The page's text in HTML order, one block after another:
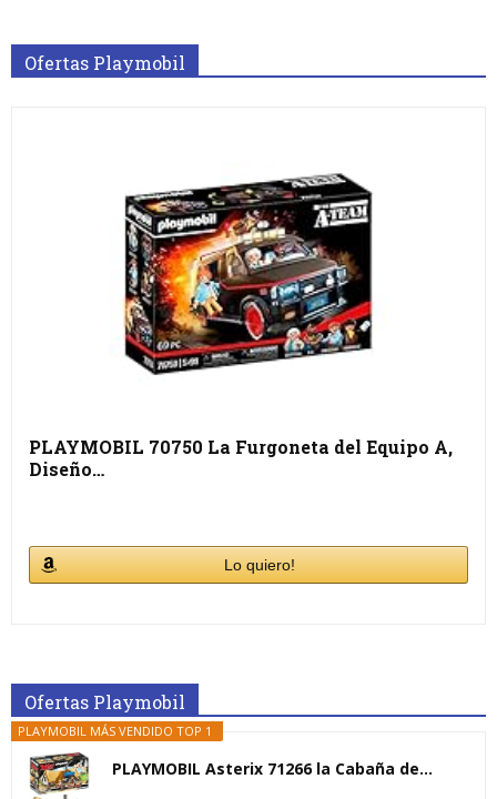
Ofertas Playmobil
PLAYMOBIL 70750 La Furgoneta del Equipo A,
Diseño…
Lo quiero!
Ofertas Playmobil
PLAYMOBIL MÁS VENDIDO TOP 1
PLAYMOBIL Asterix 71266 la Cabaña de...